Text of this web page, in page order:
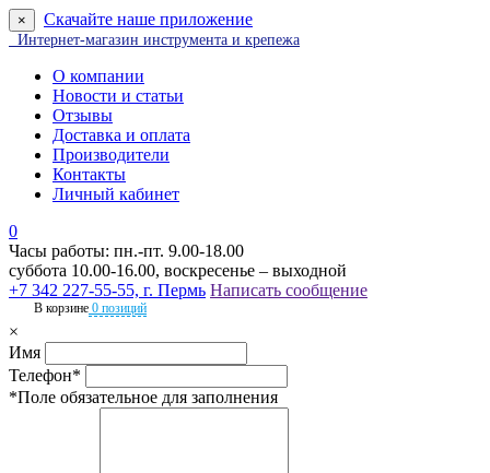
× Скачайте наше приложение
Интернет-магазин инструмента и крепежа
О компании
Новости и статьи
Отзывы
Доставка и оплата
Производители
Контакты
Личный кабинет
0
Часы работы: пн.-пт. 9.00-18.00
суббота 10.00-16.00, воскресенье – выходной
+7 342 227-55-55, г. Пермь Написать сообщение
В корзине 0 позиций
×
Имя
Телефон*
*Поле обязательное для заполнения